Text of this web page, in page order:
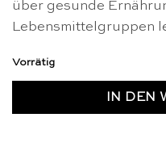
über gesunde
Lebensmittelgruppen
Vorrätig
IN DEN